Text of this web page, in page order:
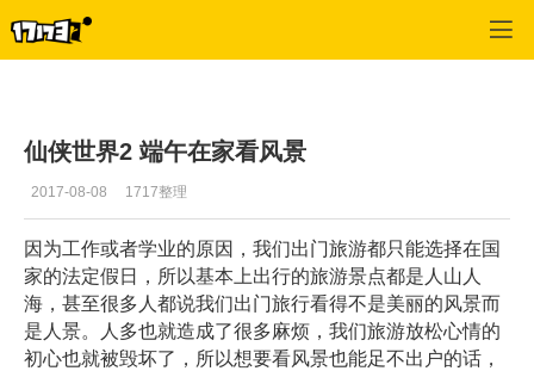
仙侠世界2 端午在家看风景
2017-08-08 1717整理
因为工作或者学业的原因，我们出门旅游都只能选择在国
家的法定假日，所以基本上出行的旅游景点都是人山人
海，甚至很多人都说我们出门旅行看得不是美丽的风景而
是人景。人多也就造成了很多麻烦，我们旅游放松心情的
初心也就被毁坏了，所以想要看风景也能足不出户的话，